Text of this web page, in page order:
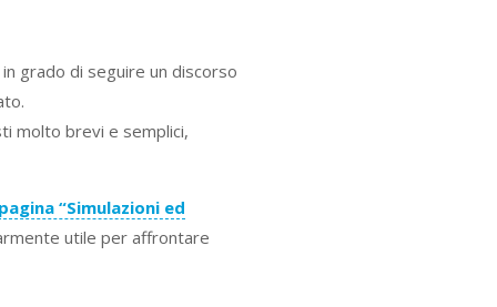
grado di seguire un discorso
molto brevi e semplici,
pagina “Simulazioni ed
utile per affrontare